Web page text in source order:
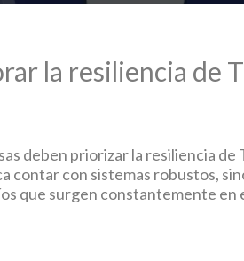
la resiliencia de
deben priorizar la resiliencia
contar con sistemas robustos,
que surgen constantemente en